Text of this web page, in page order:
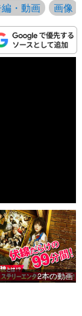
・動画 画像
2本の動画